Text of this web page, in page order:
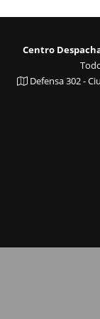
Centro
Defensa 302 -